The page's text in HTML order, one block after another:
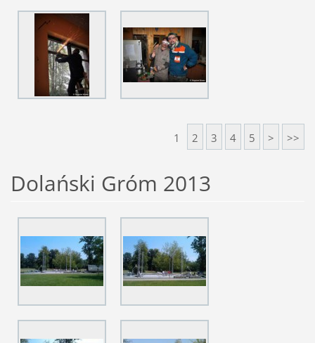
1 2 3 4 5 > >>
Dolański Gróm 2013